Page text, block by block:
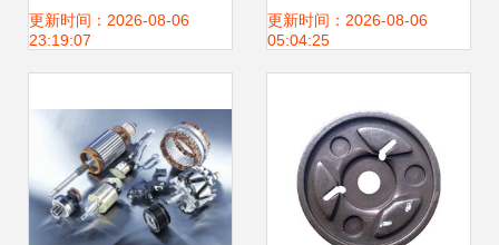
闪耀2024mims俄
更新时间：2026-08-06
23:19:07
跑撬开高端市场 中
更新时间：2026-08-06
05:04:25